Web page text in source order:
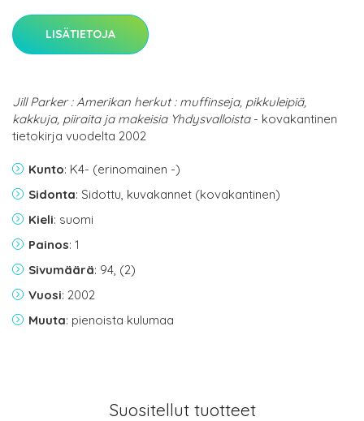
LISÄTIETOJA
Jill Parker : Amerikan herkut : muffinseja, pikkuleipiä,
kakkuja, piiraita ja makeisia Yhdysvalloista- kovakantinen
tietokirja vuodelta 2002
Kunto: K4- (erinomainen -)
Sidonta: Sidottu, kuvakannet (kovakantinen)
Kieli: suomi
Painos: 1
Sivumäärä: 94, (2)
Vuosi: 2002
Muuta: pienoista kulumaa
Suositellut tuotteet